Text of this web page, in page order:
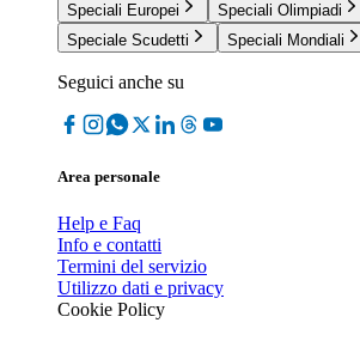
Speciali Europei
Speciali Olimpiadi
Speciale Scudetti
Speciali Mondiali
Seguici anche su
Area personale
Help e Faq
Info e contatti
Termini del servizio
Utilizzo dati e privacy
Cookie Policy